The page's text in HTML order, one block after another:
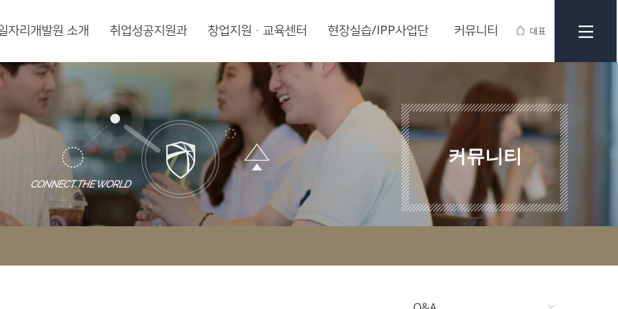
대표
자리개발원 소개 취업성공지원과 창업지원·교육센터 현장실습/IPP사업단 커뮤니티
커뮤니티